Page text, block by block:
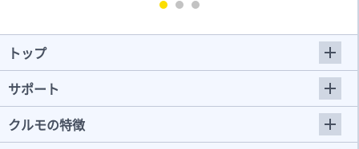
トップ
サポート
クルモの特徴